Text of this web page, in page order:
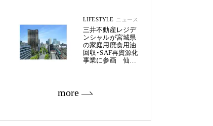
LIFESTYLE ニュース
三井不動産レジデ
ンシャルが宮城県
の家庭用廃食用油
回収・SAF再資源化
事業に参画 仙台
more